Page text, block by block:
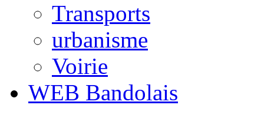
Transports
urbanisme
Voirie
WEB Bandolais